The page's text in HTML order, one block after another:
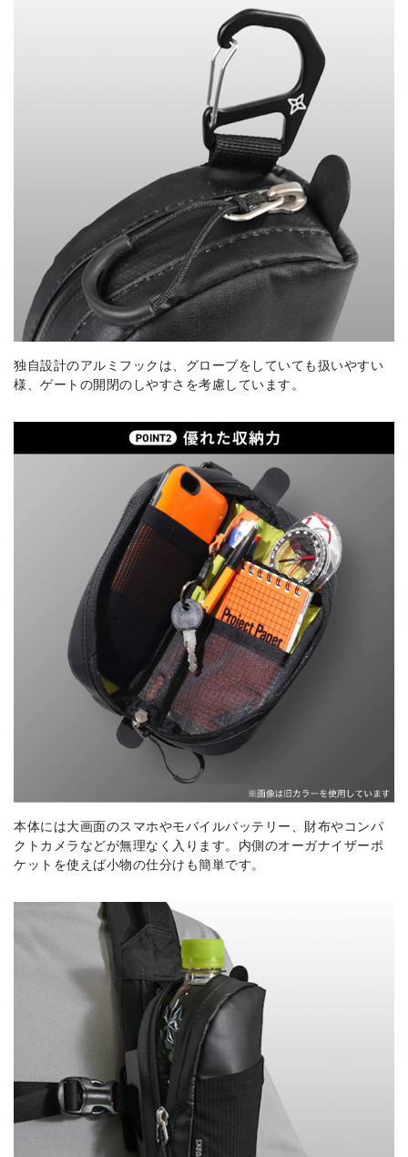
独自設計のアルミフックは、グローブをしていても扱いやすい
様、ゲートの開閉のしやすさを考慮しています。
本体には大画面のスマホやモバイルバッテリー、財布やコンパ
クトカメラなどが無理なく入ります。内側のオーガナイザーポ
ケットを使えば小物の仕分けも簡単です。